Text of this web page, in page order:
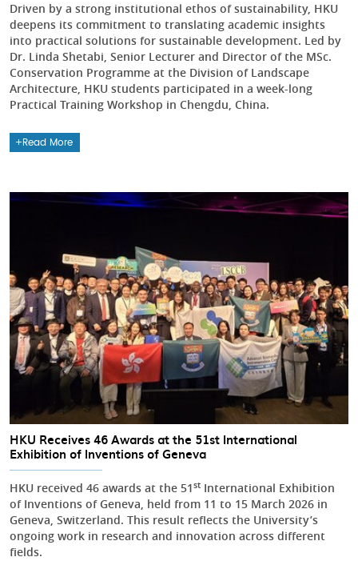
Driven by a strong institutional ethos of sustainability, HKU
deepens its commitment to translating academic insights
into practical solutions for sustainable development. Led by
Dr. Linda Shetabi, Senior Lecturer and Director of the MSc.
Conservation Programme at the Division of Landscape
Architecture, HKU students participated in a week-long
Practical Training Workshop in Chengdu, China.
Read More
HKU Receives 46 Awards at the 51st International
Exhibition of Inventions of Geneva
HKU received 46 awards at the 51st International Exhibition
of Inventions of Geneva, held from 11 to 15 March 2026 in
Geneva, Switzerland. This result reflects the University’s
ongoing work in research and innovation across different
fields.